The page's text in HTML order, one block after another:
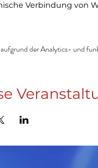
Verbindung von
der Analytics- und